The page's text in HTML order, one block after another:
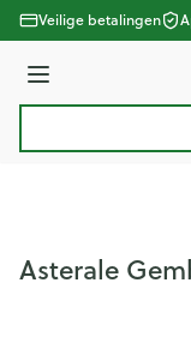
Ga naar de inhoud
Veilige betalingen
Menu
Asterale